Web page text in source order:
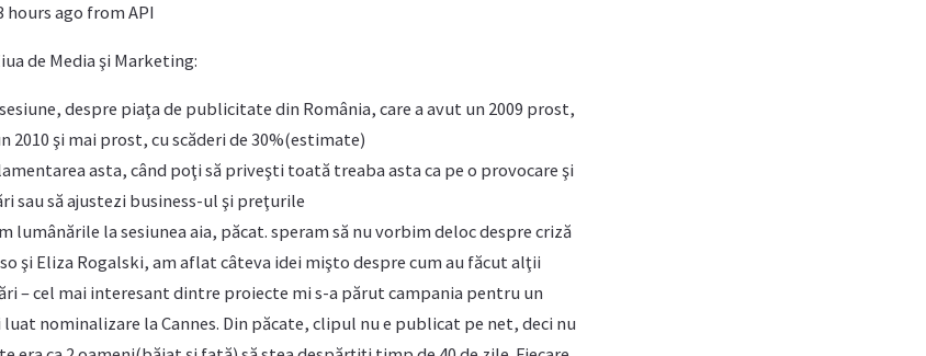
ago from API
de Media şi Marketing:
despre piaţa de publicitate din România, care a avut un 2009 prost,
2010 şi mai prost, cu scăderi de 30%(estimate)
asta, când poţi să priveşti toată treaba asta ca pe o provocare şi
sau să ajustezi business-ul şi preţurile
lumânările la sesiunea aia, păcat. speram să nu vorbim deloc despre criză
şi Eliza Rogalski, am aflat câteva idei mişto despre cum au făcut alţii
– cel mai interesant dintre proiecte mi s-a părut campania pentru un
nominalizare la Cannes. Din păcate, clipul nu e publicat pe net, deci nu